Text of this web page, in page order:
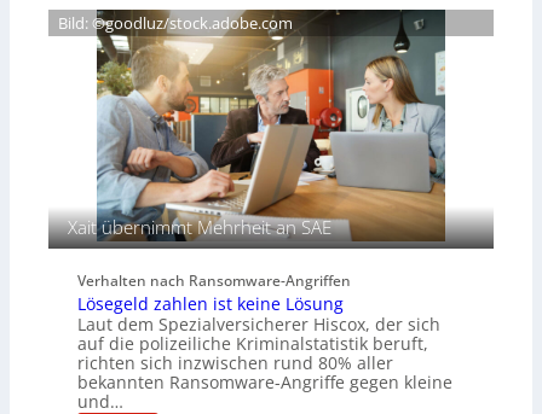
A
C
H
e
i
ß
e
n
s
a
u
d
e
S
p
u
r
i
g
n
T
e
c
h
A
g
e
n
y
a
r
b
e
Bild: ©goodluz/stock.adobe.com
Xait übernimmt Mehrheit an SAE
Verhalten nach Ransomware-Angriffen
Lösegeld zahlen ist keine Lösung
Laut dem Spezialversicherer Hiscox, der sich
auf die polizeiliche Kriminalstatistik beruft,
richten sich inzwischen rund 80% aller
bekannten Ransomware-Angriffe gegen kleine
und…